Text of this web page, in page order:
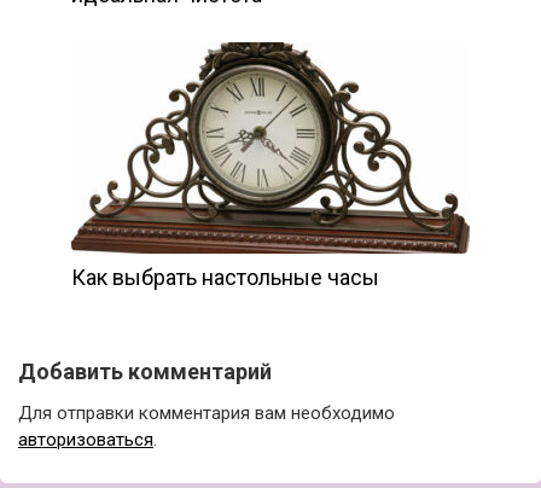
Как выбрать настольные часы
Добавить комментарий
Для отправки комментария вам необходимо
авторизоваться